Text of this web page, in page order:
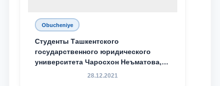
Obucheniye
Студенты Ташкентского
государственного юридического
университета Чаросхон Неъматова,
Севдо Хакимходжаева, Анбарой
28.12.2021